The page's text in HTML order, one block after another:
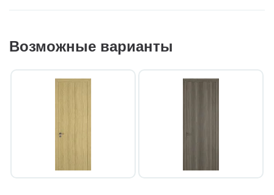
Возможные варианты